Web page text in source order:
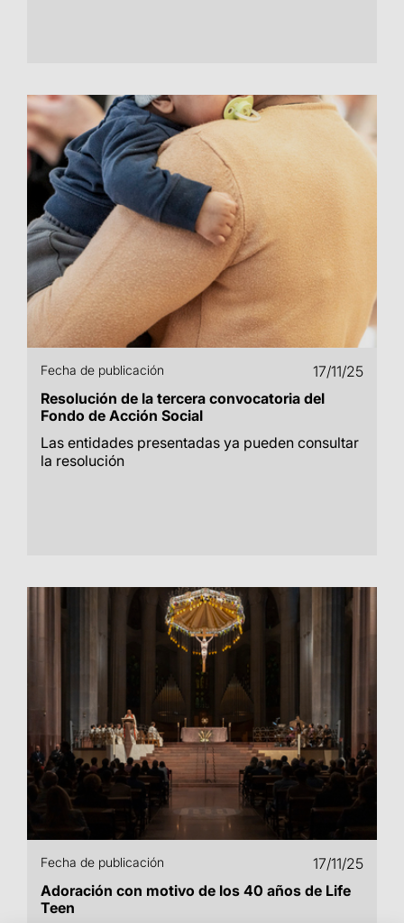
Fecha de publicación
17/11/25
Resolución de la tercera convocatoria del
Fondo de Acción Social
Las entidades presentadas ya pueden consultar
la resolución
Fecha de publicación
17/11/25
Adoración con motivo de los 40 años de Life
Teen